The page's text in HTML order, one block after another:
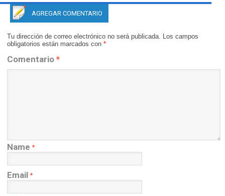
AGREGAR COMENTARIO
Tu dirección de correo electrónico no será publicada. Los campos
obligatorios están marcados con *
Comentario *
Name *
Email *